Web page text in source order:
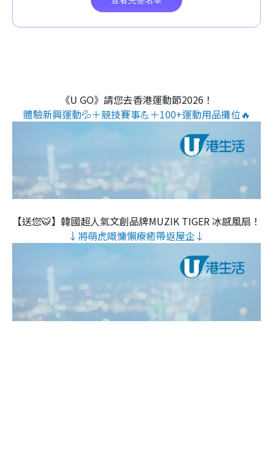
《U GO》請您去香港運動節2026！
體驗新興運動💦＋競技賽事💪＋100+運動用品攤位🔥
【送您🐯】韓國超人氣文創品牌MUZIK TIGER 冰感風扇！
↓將萌虎嘅慵懶療癒帶返屋企↓